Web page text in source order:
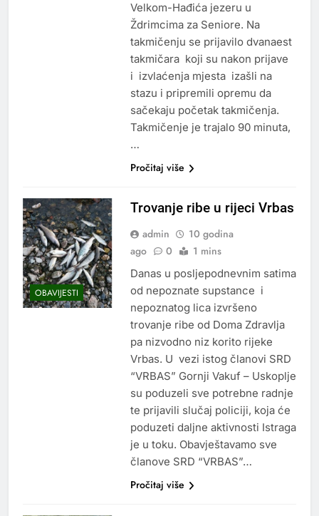
Velkom-Hađića jezeru u
Ždrimcima za Seniore. Na
takmičenju se prijavilo dvanaest
takmičara koji su nakon prijave
i izvlaćenja mjesta izašli na
stazu i pripremili opremu da
sačekaju početak takmičenja.
Takmičenje je trajalo 90 minuta,
…
Pročitaj više
OBAVIJESTI
Trovanje ribe u rijeci Vrbas
admin
10 godina
ago
0 1 mins
Danas u posljepodnevnim satima
od nepoznate supstance i
nepoznatog lica izvršeno
trovanje ribe od Doma Zdravlja
pa nizvodno niz korito rijeke
Vrbas. U vezi istog članovi SRD
“VRBAS” Gornji Vakuf – Uskoplje
su poduzeli sve potrebne radnje
te prijavili slučaj policiji, koja će
poduzeti daljne aktivnosti Istraga
je u toku. Obavještavamo sve
članove SRD “VRBAS”…
Pročitaj više